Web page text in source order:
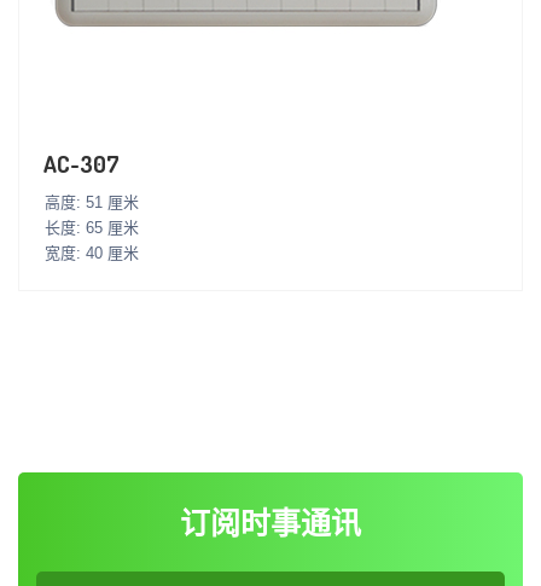
AC-307
高度: 51 厘米
长度: 65 厘米
宽度: 40 厘米
订阅时事通讯